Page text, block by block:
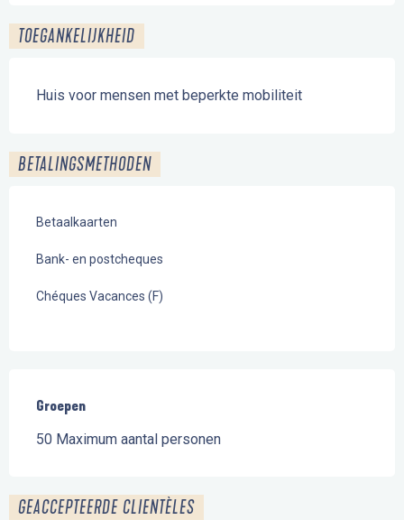
TOEGANKELIJKHEID
Huis voor mensen met beperkte mobiliteit
BETALINGSMETHODEN
Betaalkaarten
Bank- en postcheques
Chéques Vacances (F)
Groepen
Groepen
50 Maximum aantal personen
GEACCEPTEERDE CLIENTÈLES